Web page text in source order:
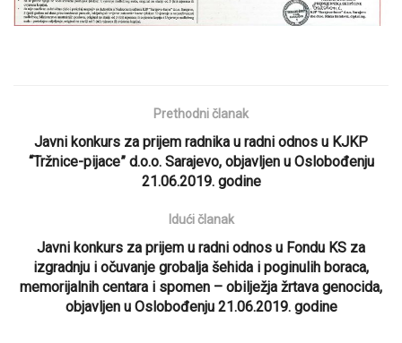
Prethodni članak
Javni konkurs za prijem radnika u radni odnos u KJKP
“Tržnice-pijace” d.o.o. Sarajevo, objavljen u Oslobođenju
21.06.2019. godine
Idući članak
Javni konkurs za prijem u radni odnos u Fondu KS za
izgradnju i očuvanje grobalja šehida i poginulih boraca,
memorijalnih centara i spomen – obilježja žrtava genocida,
objavljen u Oslobođenju 21.06.2019. godine